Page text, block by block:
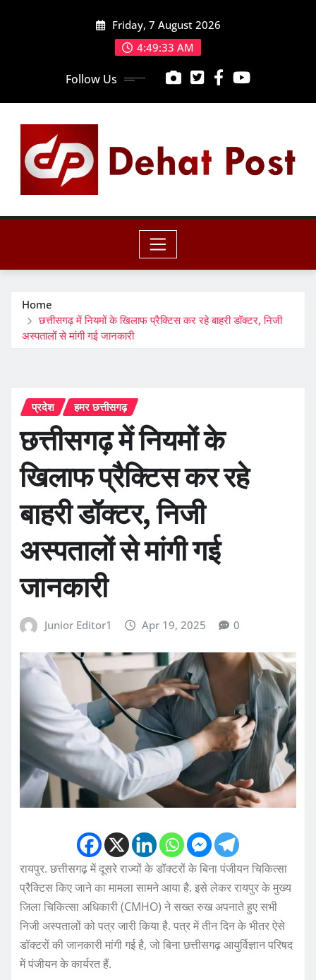
Friday, 7 August 2026
4:49:35 AM
Follow Us
Home
छत्तीसगढ़ में नियमों के खिलाफ प्रैक्टिस कर रहे बाहरी डॉक्टर, निजी
अस्पतालों से मांगी गई जानकारी
प्रदेश हमर छत्तीसगढ़
छत्तीसगढ़ में नियमों के
खिलाफ प्रैक्टिस कर रहे
बाहरी डॉक्टर, निजी
अस्पतालों से मांगी गई
जानकारी
Junior Editor1 Apr 19, 2025 0
रायपुर. छत्तीसगढ़ में दूसरे राज्यों के डॉक्टरों के बिना पंजीयन चिकित्सा
प्रैक्टिस किए जाने का मामला सामने आया है. इसे लेकर रायपुर के मुख्य
जिला चिकित्सा अधिकारी (CMHO) ने सख्त रुख अपनाते हुए सभी
निजी अस्पतालों को पत्र जारी किया है. पत्र में तीन दिन के भीतर ऐसे
डॉक्टरों की जानकारी मांगी गई है, जो बिना छत्तीसगढ़ आयुर्विज्ञान परिषद
में पंजीयन के कार्यरत हैं.